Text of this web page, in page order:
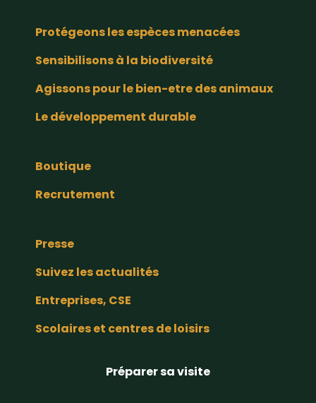
Protégeons les espèces menacées
Sensibilisons à la biodiversité
Agissons pour le bien-etre des animaux
Le développement durable
Boutique
Recrutement
Presse
Suivez les actualités
Entreprises, CSE
Scolaires et centres de loisirs
Préparer sa visite